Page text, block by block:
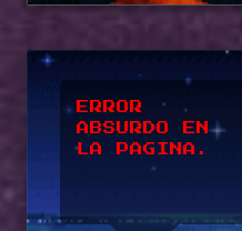
*UPSSS*